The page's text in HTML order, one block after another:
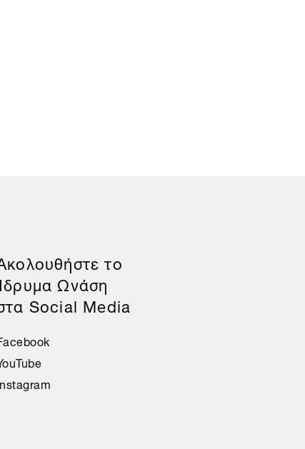
το
Ωνάση
Social Media